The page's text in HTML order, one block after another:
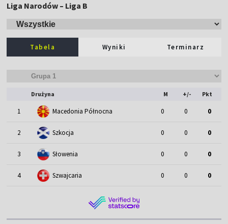
Liga Narodów – Liga B
Tabela Wyniki Terminarz
Drużyna M +/- Pkt
1 Macedonia Północna 0 0 0
2 Szkocja 0 0 0
3 Słowenia 0 0 0
4 Szwajcaria 0 0 0